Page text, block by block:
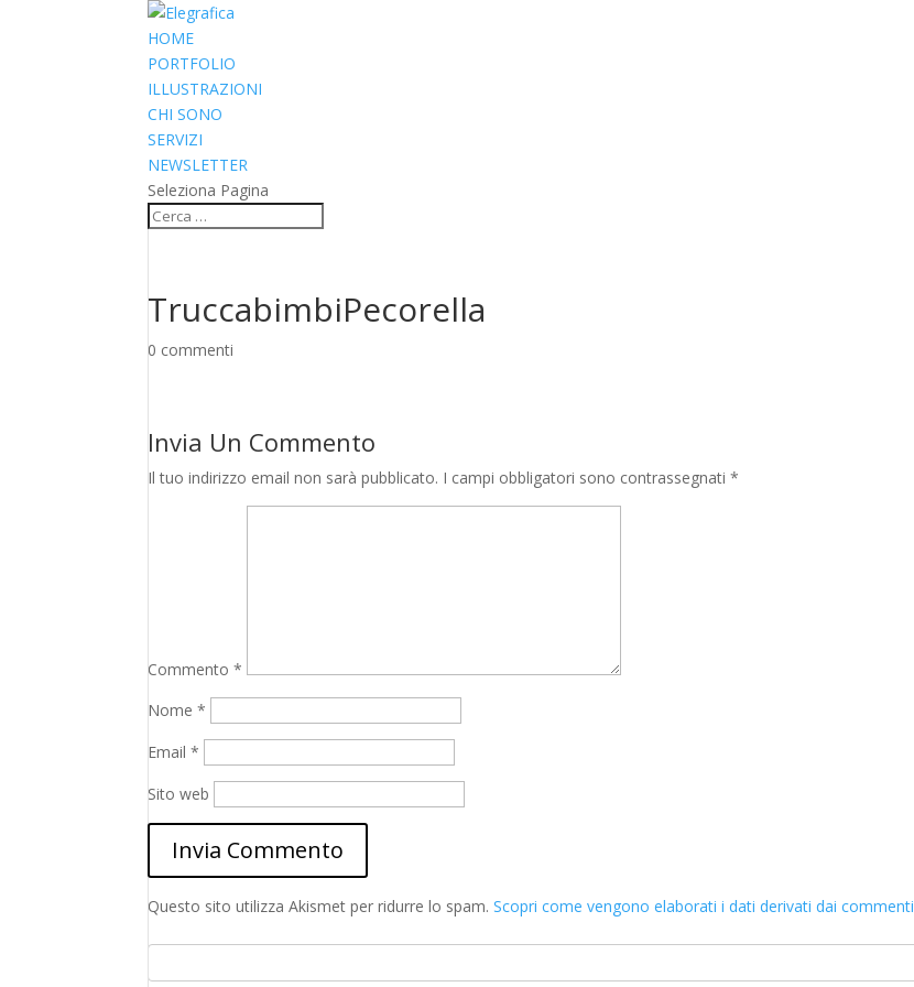
HOME
PORTFOLIO
ILLUSTRAZIONI
CHI SONO
SERVIZI
NEWSLETTER
Seleziona Pagina
TruccabimbiPecorella
0 commenti
Invia Un Commento
Il tuo indirizzo email non sarà pubblicato. I campi obbligatori sono contrassegnati*
Commento*
Nome*
Email*
Sito web
Questo sito utilizza Akismet per ridurre lo spam.Scopri come vengono elaborati i dati derivati dai commenti